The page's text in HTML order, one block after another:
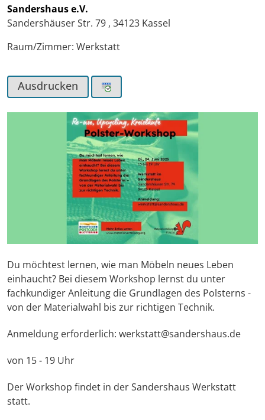
Sandershaus e.V.
Sandershäuser Str. 79 , 34123 Kassel
Raum/Zimmer: Werkstatt
Ausdrucken
Du möchtest lernen, wie man Möbeln neues Leben
einhaucht? Bei diesem Workshop lernst du unter
fachkundiger Anleitung die Grundlagen des Polsterns -
von der Materialwahl bis zur richtigen Technik.
Anmeldung erforderlich: werkstatt@sandershaus.de
von 15 - 19 Uhr
Der Workshop findet in der Sandershaus Werkstatt
statt.